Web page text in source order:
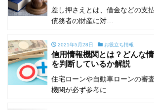
差し押さえとは、借金などの支
債務者の財産に対…
2021年5月28日 お役立ち情報
信用情報機関とは？どんな
を判断しているか解説
住宅ローンや自動車ローンの審
機関が必ず参考に…